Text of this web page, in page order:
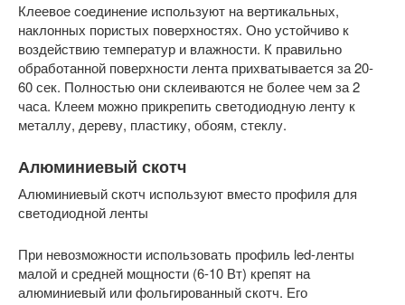
Клеевое соединение используют на вертикальных,
наклонных пористых поверхностях. Оно устойчиво к
воздействию температур и влажности. К правильно
обработанной поверхности лента прихватывается за 20-
60 сек. Полностью они склеиваются не более чем за 2
часа. Клеем можно прикрепить светодиодную ленту к
металлу, дереву, пластику, обоям, стеклу.
Алюминиевый скотч
Алюминиевый скотч используют вместо профиля для
светодиодной ленты
При невозможности использовать профиль led-ленты
малой и средней мощности (6-10 Вт) крепят на
алюминиевый или фольгированный скотч. Его